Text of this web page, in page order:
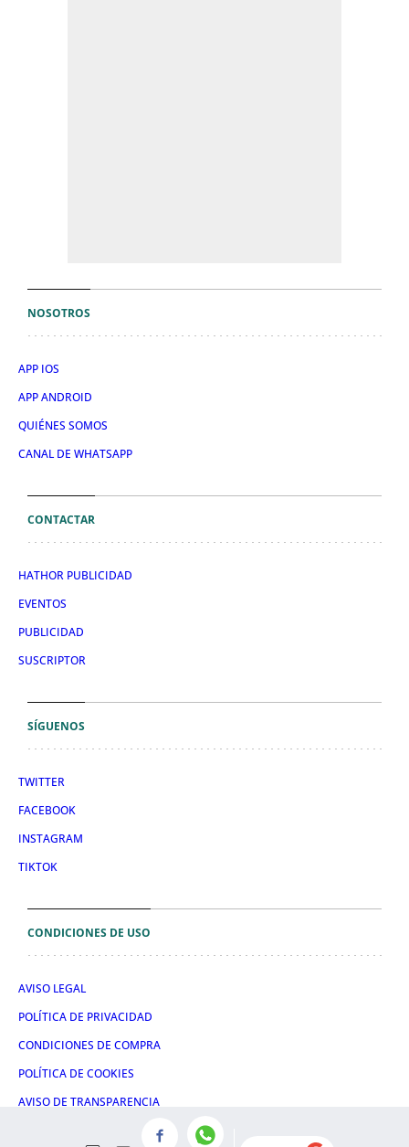
NOSOTROS
APP IOS
APP ANDROID
QUIÉNES SOMOS
CANAL DE WHATSAPP
CONTACTAR
HATHOR PUBLICIDAD
EVENTOS
PUBLICIDAD
SUSCRIPTOR
SÍGUENOS
TWITTER
FACEBOOK
INSTAGRAM
TIKTOK
CONDICIONES DE USO
AVISO LEGAL
POLÍTICA DE PRIVACIDAD
CONDICIONES DE COMPRA
POLÍTICA DE COOKIES
AVISO DE TRANSPARENCIA